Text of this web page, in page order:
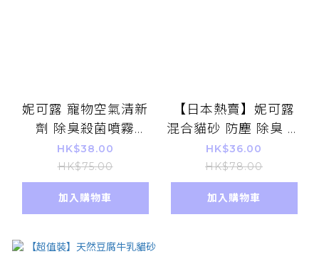
妮可露 寵物空氣清新
劑 除臭殺菌噴霧
400ML 綠茶味 貓狗
體味口水味去除 小動
物異味消臭 大小便訓
練 廁所臭味清除
HK$38.00
HK$75.00
加入購物車
【日本熱賣】妮可露
混合貓砂 防塵 除臭 除
菌 保護貓咪 貓廁所伴
簡包裝】抑菌抗菌 保
護貓咪健康
HK$36.00
HK$78.00
加入購物車